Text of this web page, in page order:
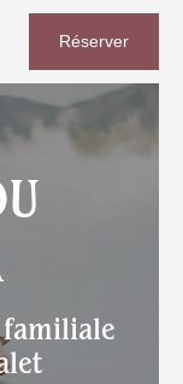
Réserver
familiale